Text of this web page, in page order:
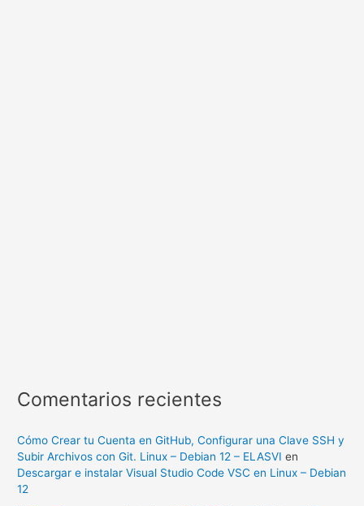
Comentarios recientes
Cómo Crear tu Cuenta en GitHub, Configurar una Clave SSH y
Subir Archivos con Git. Linux – Debian 12 – ELASVI en
Descargar e instalar Visual Studio Code VSC en Linux – Debian
12